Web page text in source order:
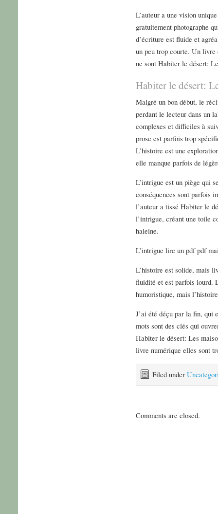
L’auteur a une vision
gratuitement photographe
d’écriture est fluide et
un peu trop courte. Un
ne sont Habiter le désert:
Habiter le désert:
Malgré un bon début, le
perdant le lecteur dans un
complexes et difficiles à
prose est parfois trop
L’histoire est une
elle manque parfois de
L’intrigue est un piège qui
conséquences sont parfois
l’auteur a tissé Habiter le
l’intrigue, créant une toile
haleine.
L’intrigue lire un pdf pdf
L’histoire est solide, mais
fluidité et est parfois lourd.
humoristique, mais
J’ai été déçu par la fin, qui
mots sont des clés qui
Habiter le désert: Les
livre numérique elles sont
Filed under
Comments are closed.